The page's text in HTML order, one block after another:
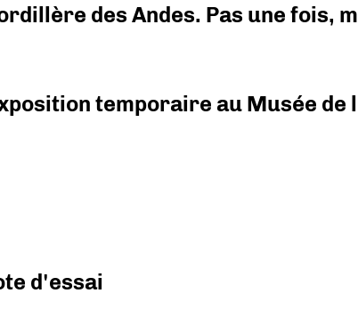
des Andes. Pas une fois,
temporaire au Musée de
d'essai